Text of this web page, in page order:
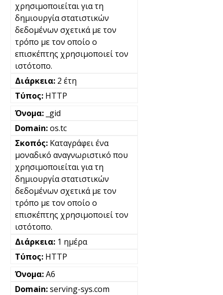
χρησιμοποιείται για τη
δημιουργία στατιστικών
δεδομένων σχετικά με τον
τρόπο με τον οποίο ο
επισκέπτης χρησιμοποιεί τον
ιστότοπο.
2 έτη
HTTP
_gid
os.tc
Καταγράφει ένα
μοναδικό αναγνωριστικό που
χρησιμοποιείται για τη
δημιουργία στατιστικών
δεδομένων σχετικά με τον
τρόπο με τον οποίο ο
επισκέπτης χρησιμοποιεί τον
ιστότοπο.
1 ημέρα
HTTP
A6
serving-sys.com